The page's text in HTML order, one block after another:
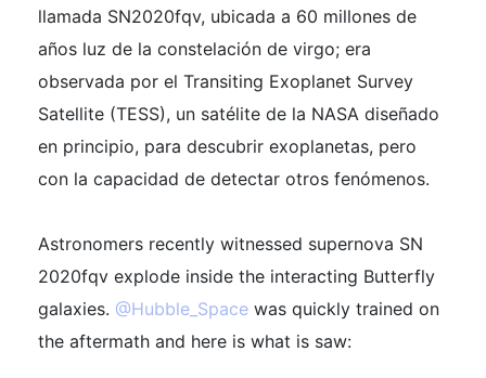
llamada SN2020fqv, ubicada a 60 millones de
años luz de la constelación de virgo; era
observada por el Transiting Exoplanet Survey
Satellite (TESS), un satélite de la NASA diseñado
en principio, para descubrir exoplanetas, pero
con la capacidad de detectar otros fenómenos.
Astronomers recently witnessed supernova SN
2020fqv explode inside the interacting Butterfly
galaxies. @Hubble_Space was quickly trained on
the aftermath and here is what is saw: